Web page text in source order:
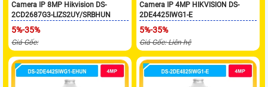
Camera IP 8MP Hikvision DS-
2CD2687G3-LIZS2UY/SRBHUN
5%-35%
Giá Gốc:
Camera IP 4MP HIKVISION DS-
2DE4425IWG1-E
5%-35%
Giá Gốc: Liên hệ